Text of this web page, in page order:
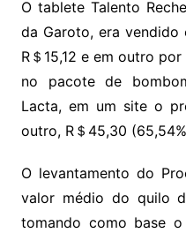
O tablete Talento
da Garoto, era vendido
R＄15,12 e em outro por
no pacote de
Lacta, em um site o
outro, R＄45,30
O levantamento do
valor médio do quilo
tomando como base